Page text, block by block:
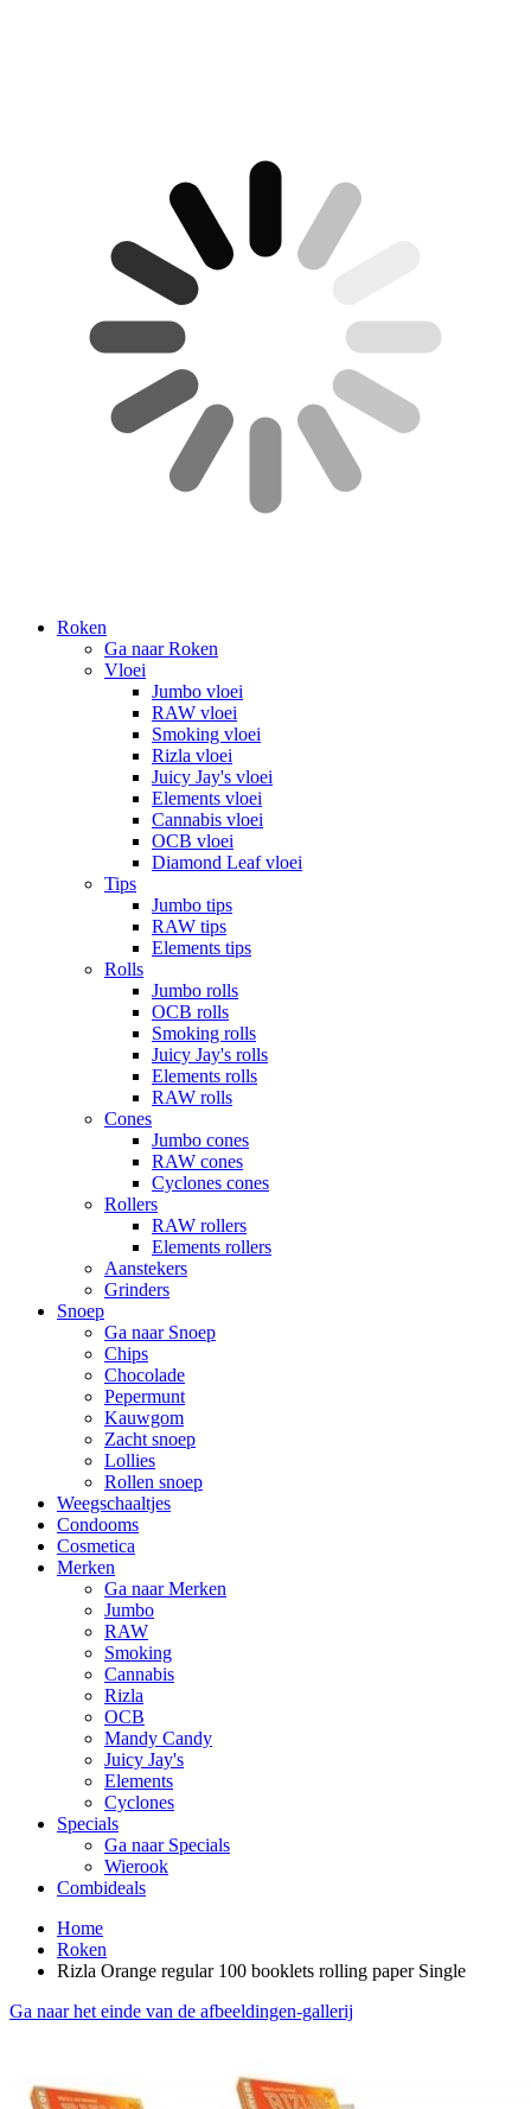
Roken
Ga naar Roken
Vloei
Jumbo vloei
RAW vloei
Smoking vloei
Rizla vloei
Juicy Jay's vloei
Elements vloei
Cannabis vloei
OCB vloei
Diamond Leaf vloei
Tips
Jumbo tips
RAW tips
Elements tips
Rolls
Jumbo rolls
OCB rolls
Smoking rolls
Juicy Jay's rolls
Elements rolls
RAW rolls
Cones
Jumbo cones
RAW cones
Cyclones cones
Rollers
RAW rollers
Elements rollers
Aanstekers
Grinders
Snoep
Ga naar Snoep
Chips
Chocolade
Pepermunt
Kauwgom
Zacht snoep
Lollies
Rollen snoep
Weegschaaltjes
Condooms
Cosmetica
Merken
Ga naar Merken
Jumbo
RAW
Smoking
Cannabis
Rizla
OCB
Mandy Candy
Juicy Jay's
Elements
Cyclones
Specials
Ga naar Specials
Wierook
Combideals
Home
Roken
Rizla Orange regular 100 booklets rolling paper Single
Ga naar het einde van de afbeeldingen-gallerij